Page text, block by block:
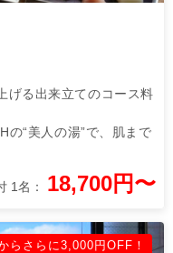
げる出来立てのコース料
の“美人の湯”で、肌まで
1名： 18,700円〜
らさらに3,000円OFF！